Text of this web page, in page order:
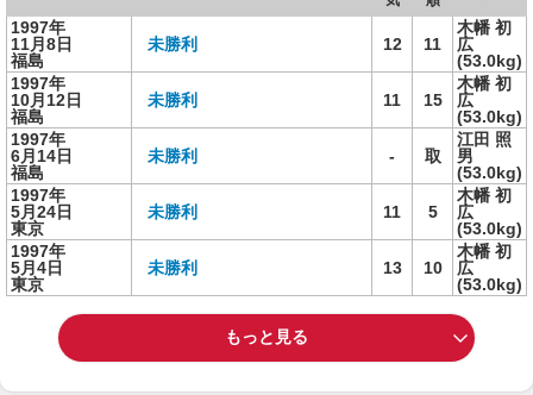
1997年
11月8日
福島
未勝利 12 11
木幡 初
広
(53.0kg)
1997年
10月12日
福島
未勝利 11 15
木幡 初
広
(53.0kg)
1997年
6月14日
福島
未勝利 - 取
江田 照
男
(53.0kg)
1997年
5月24日
東京
未勝利 11 5
木幡 初
広
(53.0kg)
1997年
5月4日
東京
未勝利 13 10
木幡 初
広
(53.0kg)
もっと見る